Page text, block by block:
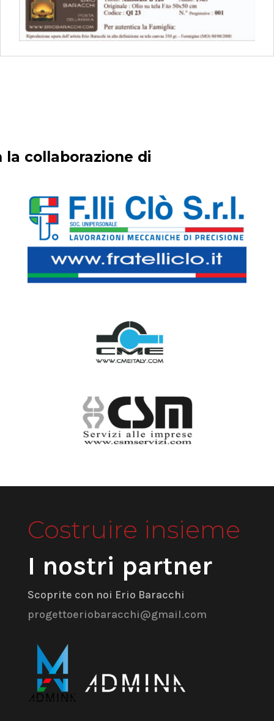
la collaborazione di
Costruire insieme
I nostri partner
Scoprite con noi Erio Baracchi
progettoeriobaracchi@gmail.com